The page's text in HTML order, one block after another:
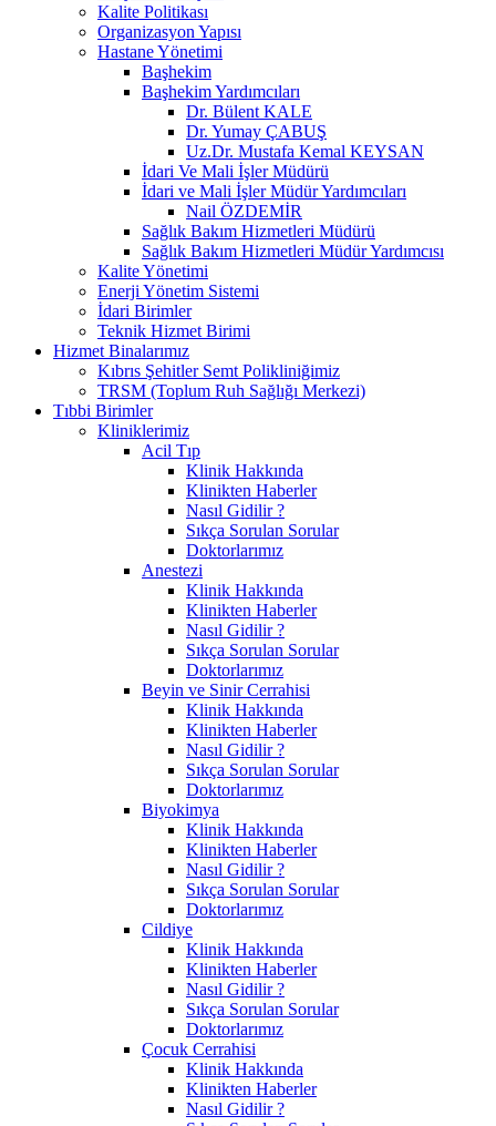
Kalite Politikası
Organizasyon Yapısı
Hastane Yönetimi
Başhekim
Başhekim Yardımcıları
Dr. Bülent KALE
Dr. Yumay ÇABUŞ
Uz.Dr. Mustafa Kemal KEYSAN
İdari Ve Mali İşler Müdürü
İdari ve Mali İşler Müdür Yardımcıları
Nail ÖZDEMİR
Sağlık Bakım Hizmetleri Müdürü
Sağlık Bakım Hizmetleri Müdür Yardımcısı
Kalite Yönetimi
Enerji Yönetim Sistemi
İdari Birimler
Teknik Hizmet Birimi
Hizmet Binalarımız
Kıbrıs Şehitler Semt Polikliniğimiz
TRSM (Toplum Ruh Sağlığı Merkezi)
Tıbbi Birimler
Kliniklerimiz
Acil Tıp
Klinik Hakkında
Klinikten Haberler
Nasıl Gidilir ?
Sıkça Sorulan Sorular
Doktorlarımız
Anestezi
Klinik Hakkında
Klinikten Haberler
Nasıl Gidilir ?
Sıkça Sorulan Sorular
Doktorlarımız
Beyin ve Sinir Cerrahisi
Klinik Hakkında
Klinikten Haberler
Nasıl Gidilir ?
Sıkça Sorulan Sorular
Doktorlarımız
Biyokimya
Klinik Hakkında
Klinikten Haberler
Nasıl Gidilir ?
Sıkça Sorulan Sorular
Doktorlarımız
Cildiye
Klinik Hakkında
Klinikten Haberler
Nasıl Gidilir ?
Sıkça Sorulan Sorular
Doktorlarımız
Çocuk Cerrahisi
Klinik Hakkında
Klinikten Haberler
Nasıl Gidilir ?